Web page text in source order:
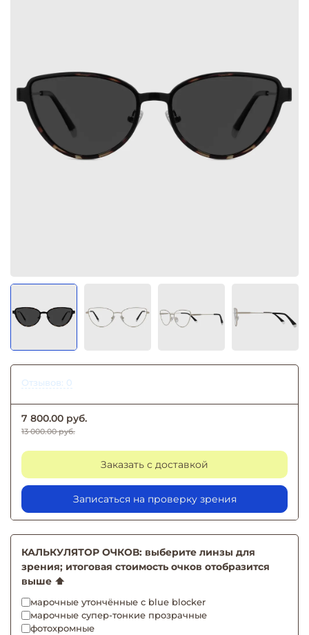
Отзывов: 0
7 800.00 руб.
13 000.00 руб.
Заказать с доставкой
Записаться на проверку зрения
КАЛЬКУЛЯТОР ОЧКОВ: выберите линзы для
зрения; итоговая стоимость очков отобразится
выше ⬆️
марочные утончённые с blue blocker
марочные супер-тонкие прозрачные
фотохромные